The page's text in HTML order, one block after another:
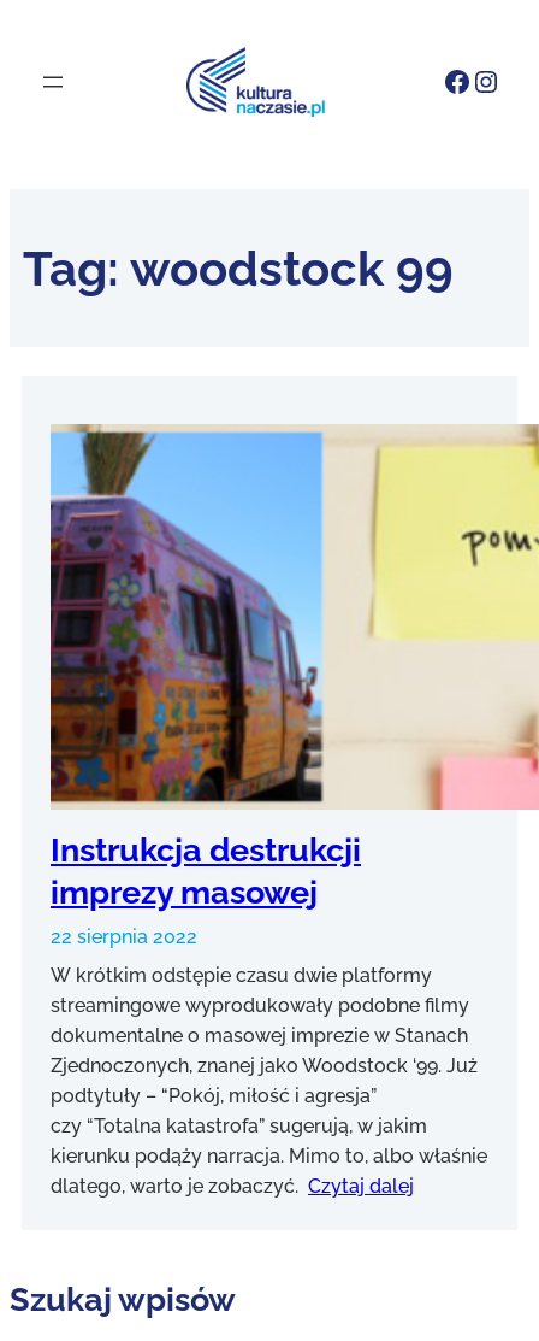
Tag: woodstock 99
Instrukcja destrukcji
imprezy masowej
22 sierpnia 2022
W krótkim odstępie czasu dwie platformy
streamingowe wyprodukowały podobne filmy
dokumentalne o masowej imprezie w Stanach
Zjednoczonych, znanej jako Woodstock ‘99. Już
podtytuły – “Pokój, miłość i agresja”
czy “Totalna katastrofa” sugerują, w jakim
kierunku podąży narracja. Mimo to, albo właśnie
dlatego, warto je zobaczyć. Czytaj dalej
Szukaj wpisów